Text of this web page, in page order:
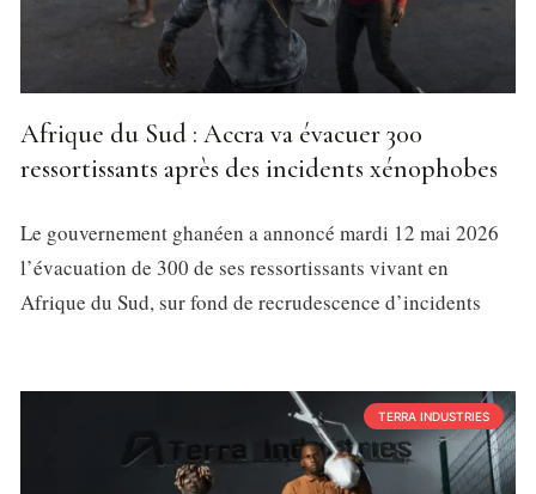
Afrique du Sud : Accra va évacuer 300
ressortissants après des incidents xénophobes
Le gouvernement ghanéen a annoncé mardi 12 mai 2026
l’évacuation de 300 de ses ressortissants vivant en
Afrique du Sud, sur fond de recrudescence d’incidents
TERRA INDUSTRIES